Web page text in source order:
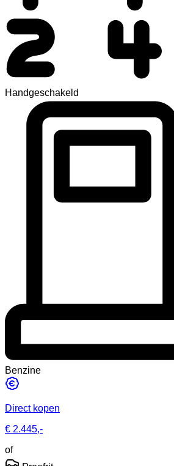
Handgeschakeld
Benzine
Direct kopen
€ 2.445,-
of